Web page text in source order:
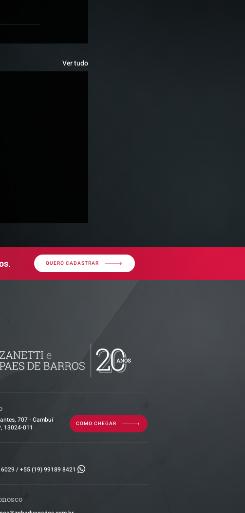
Ver tudo
integralização de
não é
à atividade da
QUERO CADASTRAR
707 - Cambuí
13024-011
COMO CHEGAR
/+55 (19) 99189 8421